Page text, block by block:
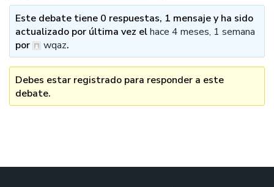
Este debate tiene 0 respuestas, 1 mensaje y ha sido
actualizado por última vez elhace 4 meses, 1 semana
por
wqaz.
Debes estar registrado para responder a este
debate.